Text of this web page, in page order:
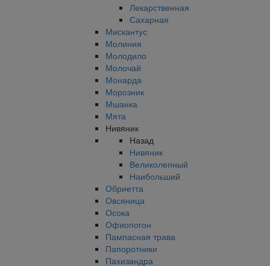
Лекарственная
Сахарная
Мискантус
Молиния
Молодило
Молочай
Монарда
Морозник
Мшанка
Мята
Нивяник
Назад
Нивяник
Великолепный
Наибольший
Обриетта
Овсяница
Осока
Офиопогон
Пампасная трава
Папоротники
Пахизандра